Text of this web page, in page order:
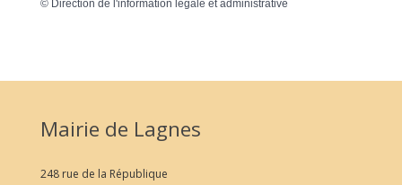
© Direction de l'information légale et administrative
Mairie de Lagnes
248 rue de la République